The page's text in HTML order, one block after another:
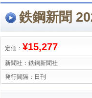
鉄鋼新聞
定価： ¥15,277
新聞社： 鉄鋼新聞社
発行間隔： 日刊